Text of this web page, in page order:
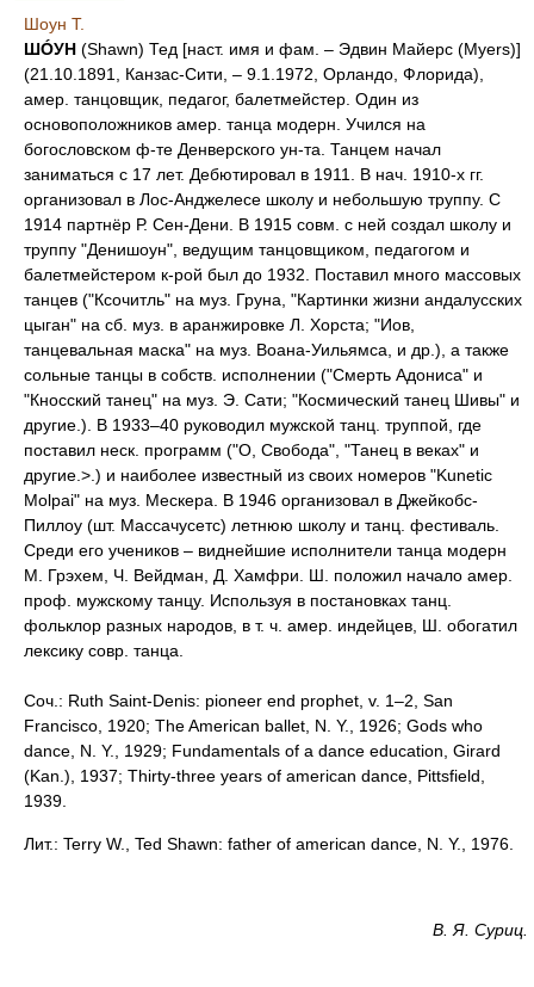
Шоун Т.
ШÓУН (Shawn) Тед [наст. имя и фам. – Эдвин Майерс (Myers)]
(21.10.1891, Канзас-Сити, – 9.1.1972, Орландо, Флорида),
амер. танцовщик, педагог, балетмейстер. Один из
основоположников амер. танца модерн. Учился на
богословском ф-те Денверского ун-та. Танцем начал
заниматься с 17 лет. Дебютировал в 1911. В нач. 1910-х гг.
организовал в Лос-Анджелесе школу и небольшую труппу. С
1914 партнёр Р. Сен-Дени. В 1915 совм. с ней создал школу и
труппу "Денишоун", ведущим танцовщиком, педагогом и
балетмейстером к-рой был до 1932. Поставил много массовых
танцев ("Ксочитль" на муз. Груна, "Картинки жизни андалусских
цыган" на сб. муз. в аранжировке Л. Хорста; "Иов,
танцевальная маска" на муз. Воана-Уильямса, и др.), а также
сольные танцы в собств. исполнении ("Смерть Адониса" и
"Кносский танец" на муз. Э. Сати; "Космический танец Шивы" и
другие.). В 1933–40 руководил мужской танц. труппой, где
поставил неск. программ ("О, Свобода", "Танец в веках" и
другие.>.) и наиболее известный из своих номеров "Kunetic
Molpai" на муз. Мескера. В 1946 организовал в Джейкобс-
Пиллоу (шт. Массачусетс) летнюю школу и танц. фестиваль.
Среди его учеников – виднейшие исполнители танца модерн
М. Грэхем, Ч. Вейдман, Д. Хамфри. Ш. положил начало амер.
проф. мужскому танцу. Используя в постановках танц.
фольклор разных народов, в т. ч. амер. индейцев, Ш. обогатил
лексику совр. танца.
Соч.: Ruth Saint-Denis: pioneer end prophet, v. 1–2, San
Francisco, 1920; The American ballet, N. Y., 1926; Gods who
dance, N. Y., 1929; Fundamentals of a dance education, Girard
(Kan.), 1937; Thirty-three years of american dance, Pittsfield,
1939.
Лит.: Terry W., Ted Shawn: father of american dance, N. Y., 1976.
В. Я. Суриц.